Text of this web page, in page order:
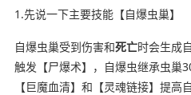
1.先说一下主要技能【自爆虫巢】
自爆虫巢受到伤害和死亡时会生成
触发【尸爆术】，自爆虫继承虫巢
【巨魔血清】和【灵魂链接】提